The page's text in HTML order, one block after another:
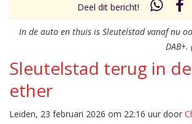
Deel dit bericht!
In de auto en thuis is Sleutelstad vanaf nu
Sleutelstad terug in
ether
Leiden, 23 februari 2026 om 22:16 uur door